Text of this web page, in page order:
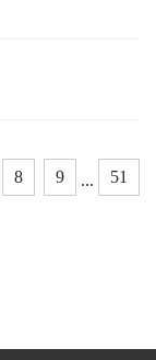
8 9 ... 51